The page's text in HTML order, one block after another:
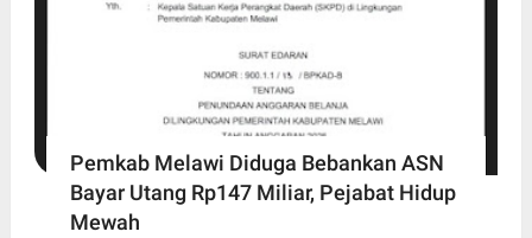
Pemkab Melawi Diduga Bebankan ASN
Bayar Utang Rp147 Miliar, Pejabat Hidup
Mewah